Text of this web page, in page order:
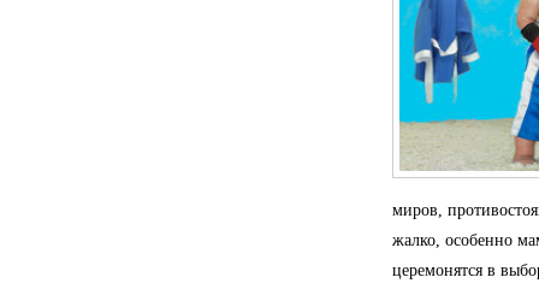
миров,
жалко, особенно
церемонятся в